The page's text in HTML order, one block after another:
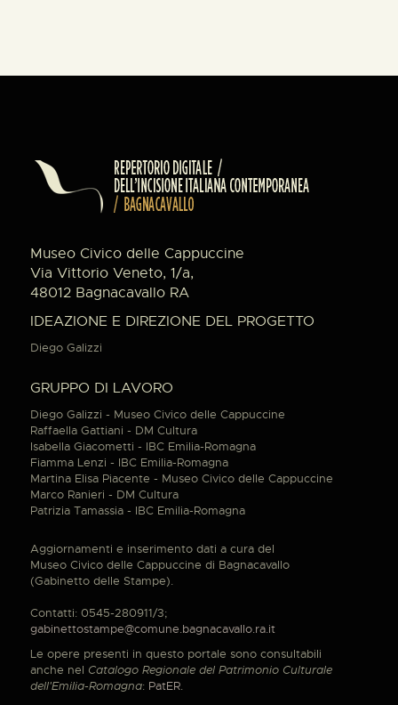
Museo Civico delle Cappuccine
Via Vittorio Veneto, 1/a,
48012 Bagnacavallo RA
IDEAZIONE E DIREZIONE DEL PROGETTO
Diego Galizzi
GRUPPO DI LAVORO
Diego Galizzi - Museo Civico delle Cappuccine
Raffaella Gattiani - DM Cultura
Isabella Giacometti - IBC Emilia-Romagna
Fiamma Lenzi - IBC Emilia-Romagna
Martina Elisa Piacente - Museo Civico delle Cappuccine
Marco Ranieri - DM Cultura
Patrizia Tamassia - IBC Emilia-Romagna
Aggiornamenti e inserimento dati a cura del
Museo Civico delle Cappuccine di Bagnacavallo
(Gabinetto delle Stampe).
Contatti: 0545-280911/3;
gabinettostampe@comune.bagnacavallo.ra.it
Le opere presenti in questo portale sono consultabili
anche nel Catalogo Regionale del Patrimonio Culturale
dell'Emilia-Romagna: PatER.